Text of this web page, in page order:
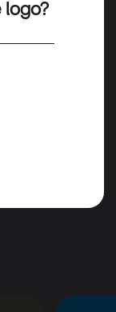
logo?